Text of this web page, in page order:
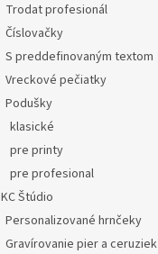
Trodat profesionál
Číslovačky
S preddefinovaným textom
Vreckové pečiatky
Podušky
klasické
pre printy
pre profesional
KC Štúdio
Personalizované hrnčeky
Gravírovanie pier a ceruziek